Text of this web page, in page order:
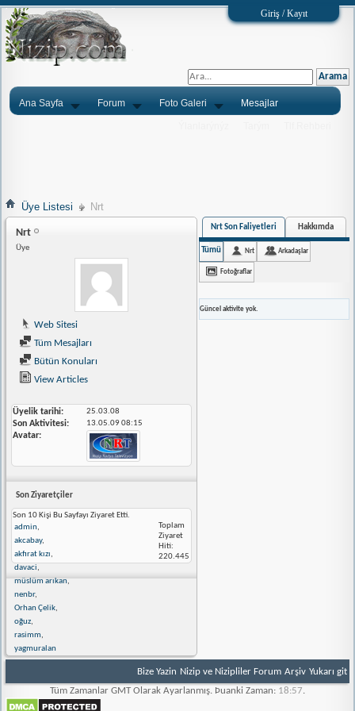
Giriş / Kayıt
Ana Sayfa Forum Foto Galeri Mesajlar
Üye Listesi Nrt
Nrt
Üye
Web Sitesi
Tüm Mesajları
Bütün Konuları
View Articles
Üyelik tarihi 25.03.08
Son Aktivitesi 13.05.0908:15
Avatar
Son Ziyaretçiler
Son 10 Kişi Bu Sayfayı Ziyaret Etti.
admin,
akcabay,
akfırat kızı,
davaci,
müslüm arıkan,
nenbr,
Orhan Çelik,
oğuz,
rasimm,
yagmuralan
Toplam
Ziyaret
Hiti:
220.445
Nrt Son Faliyetleri Hakkımda
Tümü Nrt Arkadaşlar
Fotoğraflar
Güncel aktivite yok.
Bize Yazin Nizip ve Nizipliler Forum Arşiv Yukarı git
Tüm Zamanlar GMT Olarak Ayarlanmış. Þuanki Zaman: 18:57.